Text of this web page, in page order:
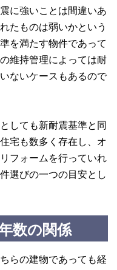
に強いことは間違いあ
たものは弱いかという
を満たす物件であって
維持管理によっては耐
ないケースもあるので
しても新耐震基準と同
宅も数多く存在し、オ
フォームを行っていれ
選びの一つの目安とし
数の関係
らの建物であっても経